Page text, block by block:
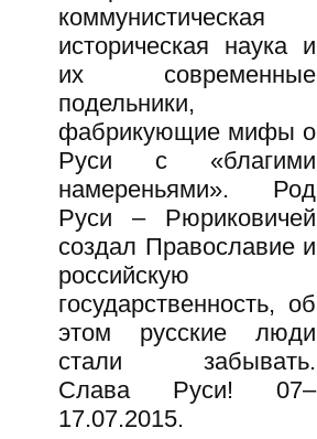
коммунистическая
историческая наука и
их современные
подельники,
фабрикующие мифы о
Руси с «благими
намереньями». Род
Руси – Рюриковичей
создал Православие и
российскую
государственность, об
этом русские люди
стали забывать.
Слава Руси! 07–
17.07.2015.